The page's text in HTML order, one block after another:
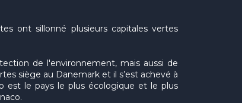
ont sillonné plusieurs capitales vertes
de l'environnement, mais aussi de
siège au Danemark et il s’est achevé à
est le pays le plus écologique et le plus